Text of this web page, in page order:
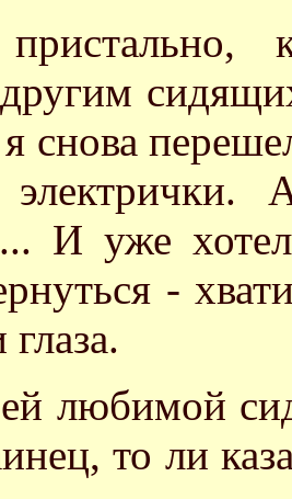
снова
И уже
-
любимой
то ли